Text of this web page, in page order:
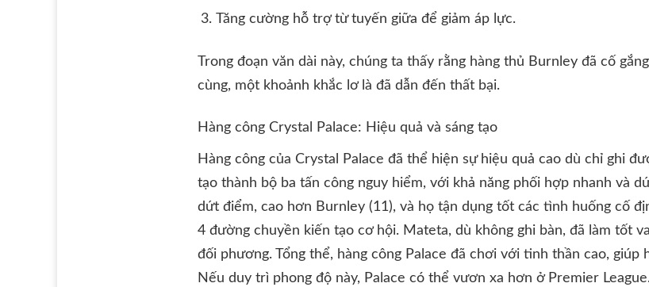
Tăng cường hỗ trợ từ tuyến giữa để giảm áp lực.
Trong đoạn văn dài này, chúng ta thấy rằng hàng thủ Burnley đã cố
cùng, một khoảnh khắc lơ là đã dẫn đến thất bại.
Hàng công Crystal Palace: Hiệu quả và sáng tạo
Hàng công của Crystal Palace đã thể hiện sự hiệu quả cao dù chỉ ghi
tạo thành bộ ba tấn công nguy hiểm, với khả năng phối hợp nhanh và
dứt điểm, cao hơn Burnley (11), và họ tận dụng tốt các tình huống cố
4 đường chuyền kiến tạo cơ hội. Mateta, dù không ghi bàn, đã làm tốt
đối phương. Tổng thể, hàng công Palace đã chơi với tinh thần cao, giúp
Nếu duy trì phong độ này, Palace có thể vươn xa hơn ở Premier